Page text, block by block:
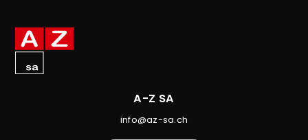
A-Z SA
info@az-sa.ch